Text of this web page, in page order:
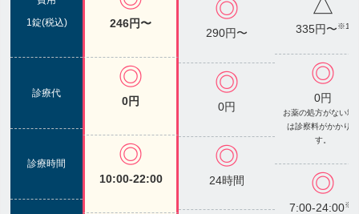
1錠(税込)
診療代
診療時間
246円〜
◎
0円
◎
10:00-22:00
◎
290円〜
◎
0円
◎
24時間
335円〜 ※1
◎
0円
お薬の処方がない場
は診察料がかかりま
す。
◎
7:00-24:00※2